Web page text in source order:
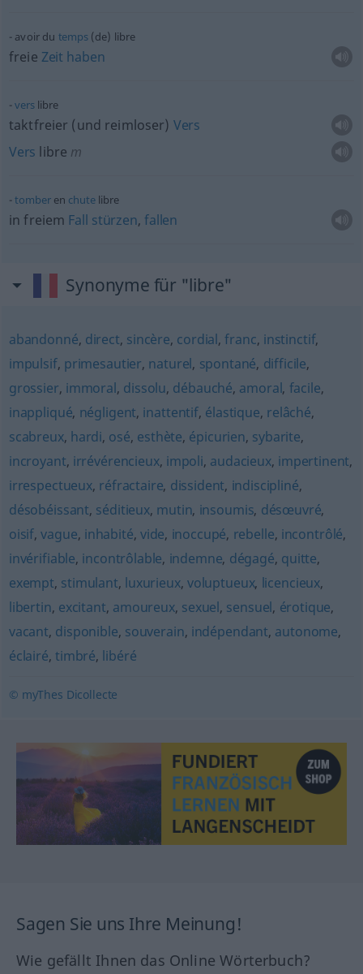
avoir du temps(de) libre
freie Zeit haben
verslibre
taktfreier (und reimloser) Vers
Vers libre m
tomberen chutelibre
in freiem Fall stürzen,fallen
Synonyme für "libre"
abandonné, direct, sincère, cordial,franc, instinctif,
impulsif, primesautier, naturel, spontané, difficile,
grossier, immoral, dissolu, débauché, amoral, facile,
inappliqué, négligent, inattentif, élastique, relâché,
scabreux, hardi, osé, esthète, épicurien, sybarite,
incroyant, irrévérencieux, impoli, audacieux, impertinent,
irrespectueux, réfractaire, dissident, indiscipliné,
désobéissant, séditieux, mutin, insoumis, désœuvré,
oisif,vague, inhabité, vide, inoccupé, rebelle, incontrôlé,
invérifiable, incontrôlable, indemne, dégagé, quitte,
exempt, stimulant, luxurieux, voluptueux, licencieux,
libertin, excitant, amoureux, sexuel, sensuel, érotique,
vacant, disponible, souverain, indépendant, autonome,
éclairé,timbré, libéré
© myThes Dicollecte
Sagen Sie uns Ihre Meinung!
Wie gefällt Ihnen das Online Wörterbuch?